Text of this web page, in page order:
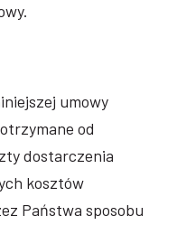
umowy
od
dostarczenia
kosztów
Państwa sposobu